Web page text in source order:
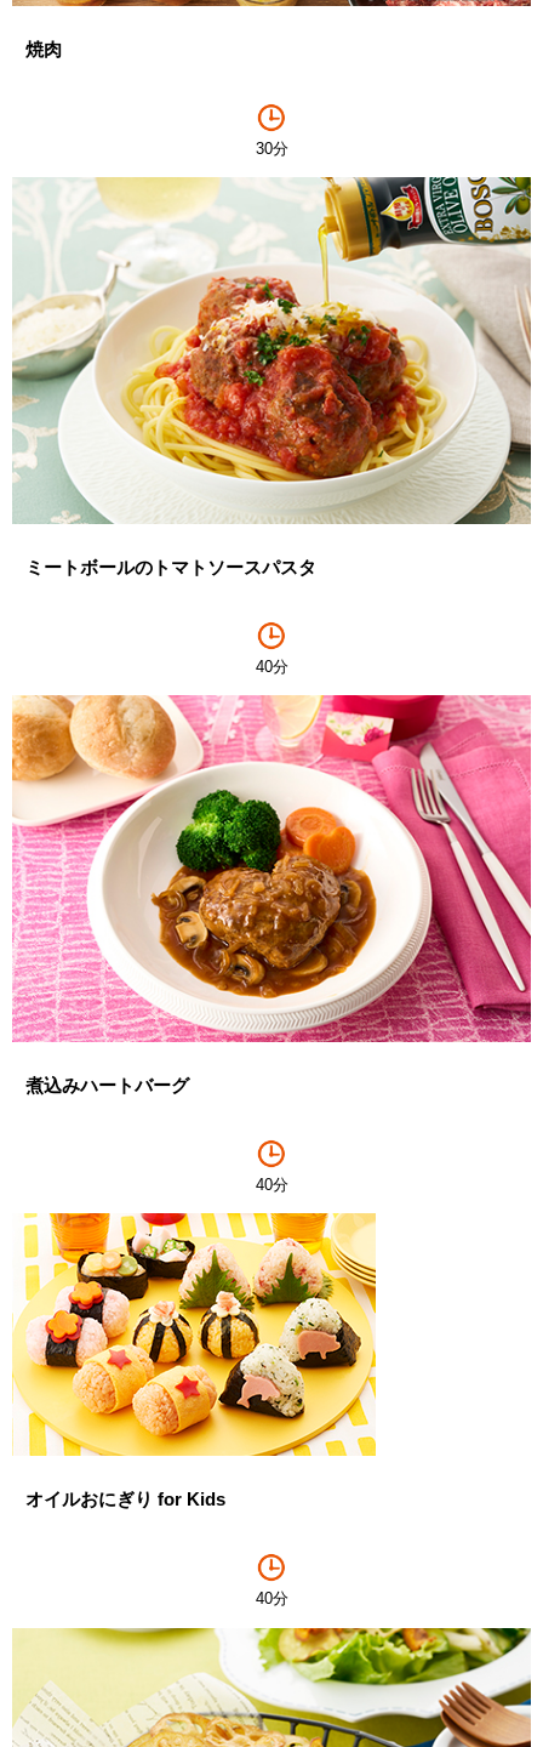
焼肉
30分
ミートボールのトマトソースパスタ
40分
煮込みハートバーグ
40分
オイルおにぎり for Kids
40分